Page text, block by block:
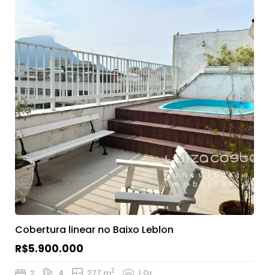
Cobertura linear no Baixo Leblon
R$5.900.000
2